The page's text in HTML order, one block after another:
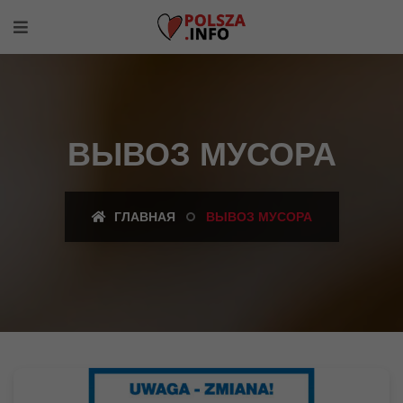
ВЫВОЗ МУСОРА
ГЛАВНАЯ ВЫВОЗ МУСОРА